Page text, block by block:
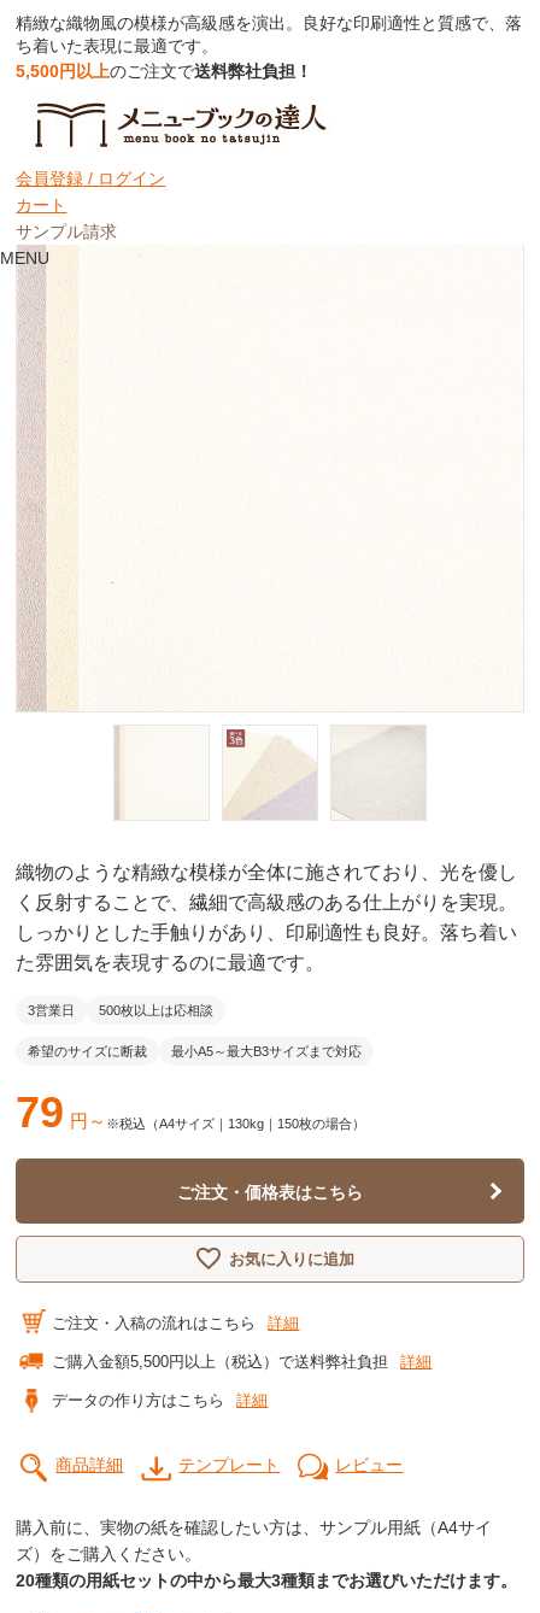
精緻な織物風の模様が高級感を演出。良好な印刷適性と質感で、落
ち着いた表現に最適です。
5,500円以上のご注文で送料弊社負担！
会員登録 / ログイン
カート
サンプル請求
MENU
い織り｜庵（いおり）の壁のような自然
な繊細模様
織物のような精緻な模様が全体に施されており、光を優し
く反射することで、繊細で高級感のある仕上がりを実現。
しっかりとした手触りがあり、印刷適性も良好。落ち着い
た雰囲気を表現するのに最適です。
3営業日 500枚以上は応相談
希望のサイズに断裁 最小A5～最大B3サイズまで対応
79 円～ ※税込（A4サイズ｜130kg｜150枚の場合）
ご注文・価格表はこちら
お気に入りに追加
ご注文・入稿の流れはこちら 詳細
ご購入金額5,500円以上（税込）で送料弊社負担 詳細
データの作り方はこちら 詳細
商品詳細 テンプレート レビュー
購入前に、実物の紙を確認したい方は、サンプル用紙（A4サイ
ズ）をご購入ください。
20種類の用紙セットの中から最大3種類までお選びいただけます。